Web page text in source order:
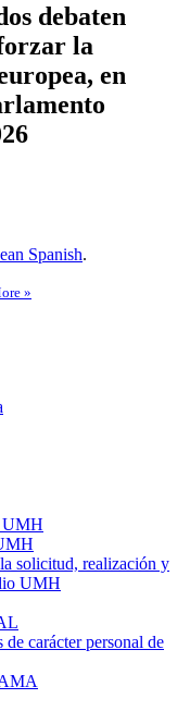
debaten
la
en
Spanish.
»
UMH
solicitud, realización y
UMH
carácter personal de